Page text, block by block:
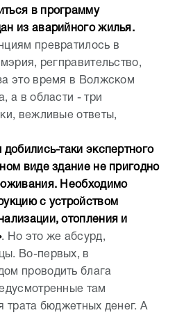
в программу
из аварийного жилья.
превратилось в
регправительство,
это время в Волжском
а в области - три
вежливые ответы,
таки экспертного
виде здание не пригодно
Необходимо
с устройством
отопления и
. Но это же абсурд,
Во-первых, в
проводить блага
там
трата бюджетных денег. А